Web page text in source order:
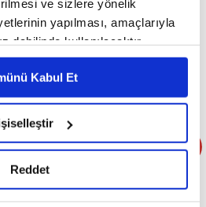
ve sizlere yönelik
yapılması, amaçlarıyla
dahilinde kullanılacaktır.
çerez paneli vasıtasıyla
ilişkin detaylı bilgi için
Çerez Bilgilendirme
Sitesi Aydınlatma Metnimizi
kapsamında
faaliyetleri ile ilgili daha
Kabul Et
Reddet
riske atmayın.